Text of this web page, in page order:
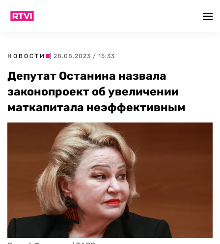
НОВОСТИ | 28.08.2023 / 15:33
Депутат Останина назвала
законопроект об увеличении
маткапитала неэффективным